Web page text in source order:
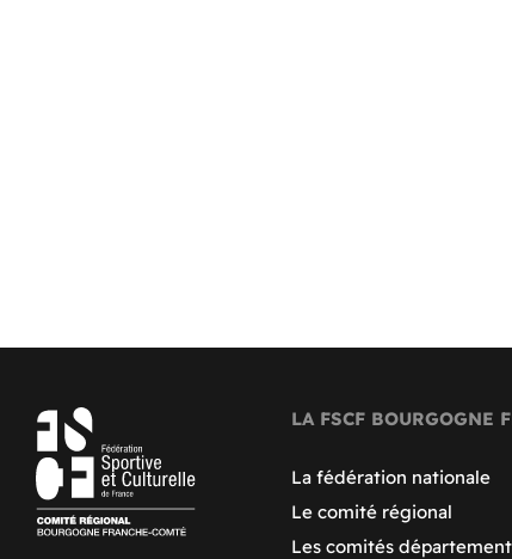
LA FSCF BOURGOGNE
La fédération nationale
Le comité régional
Les comités